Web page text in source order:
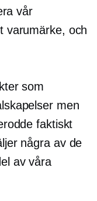
vår
varumärke, och
som
men
faktiskt
några av de
av våra